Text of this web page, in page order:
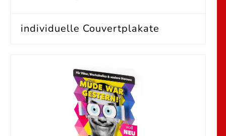
individuelle Couvertplakate